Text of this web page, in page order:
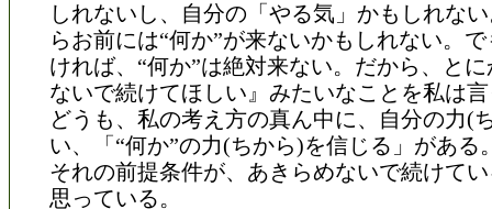
しれないし、自分の「やる気」かもしれな
らお前には“何か”が来ないかもしれない。
ければ、“何か”は絶対来ない。だから、と
ないで続けてほしい』みたいなことを私は
どうも、私の考え方の真ん中に、自分の力(
い、「“何か”の力(ちから)を信じる」がある
それの前提条件が、あきらめないで続けて
思っている。